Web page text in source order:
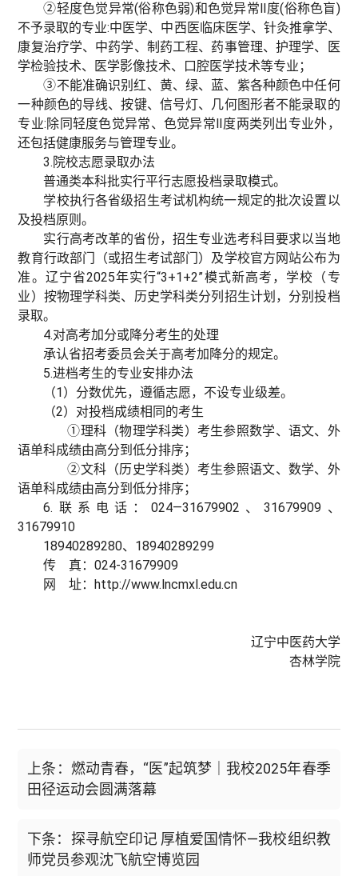
②轻度色觉异常(俗称色弱)和色觉异常Ⅱ度(俗称色盲)
不予录取的专业:中医学、中西医临床医学、针灸推拿学、
康复治疗学、中药学、制药工程、药事管理、护理学、医
学检验技术、医学影像技术、口腔医学技术等专业；
③不能准确识别红、黄、绿、蓝、紫各种颜色中任何
一种颜色的导线、按键、信号灯、几何图形者不能录取的
专业:除同轻度色觉异常、色觉异常Ⅱ度两类列出专业外，
还包括健康服务与管理专业。
3.院校志愿录取办法
普通类本科批实行平行志愿投档录取模式。
学校执行各省级招生考试机构统一规定的批次设置以
及投档原则。
实行高考改革的省份，招生专业选考科目要求以当地
教育行政部门（或招生考试部门）及学校官方网站公布为
准。辽宁省2025年实行“3+1+2”模式新高考，学校（专
业）按物理学科类、历史学科类分列招生计划，分别投档
录取。
4.对高考加分或降分考生的处理
承认省招考委员会关于高考加降分的规定。
5.进档考生的专业安排办法
（1）分数优先，遵循志愿，不设专业级差。
（2）对投档成绩相同的考生
①理科（物理学科类）考生参照数学、语文、外
语单科成绩由高分到低分排序；
②文科（历史学科类）考生参照语文、数学、外
语单科成绩由高分到低分排序；
6.联系电话：024—31679902、31679909、
31679910
18940289280、18940289299
传 真：024-31679909
网 址：http://www.lncmxl.edu.cn
辽宁中医药大学
杏林学院
上条：燃动青春，“医”起筑梦｜我校2025年春季
田径运动会圆满落幕
下条：探寻航空印记 厚植爱国情怀—我校组织教
师党员参观沈飞航空博览园